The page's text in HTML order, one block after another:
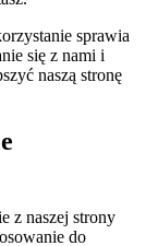
sprawia
się z nami i
naszą stronę
z naszej strony
do